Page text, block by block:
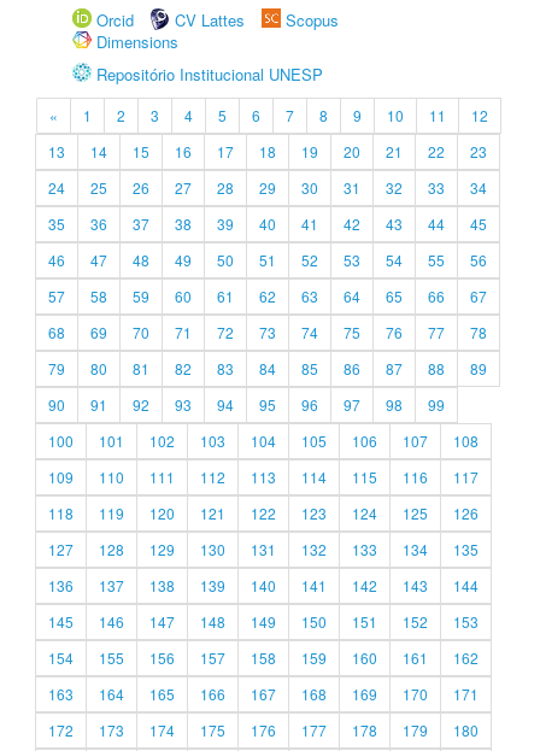
Orcid
CV Lattes
Scopus
Dimensions
Repositório Institucional UNESP
« 1 2 3 4 5 6 7 8 9 10 11
12
13
14 15 16 17 18 19 20 21 22
23
24
25 26 27 28 29 30 31 32 33
34
35
36 37 38 39 40 41 42 43 44
45
46
47 48 49 50 51 52 53 54 55
56
57
58 59 60 61 62 63 64 65 66
67
68
69 70 71 72 73 74 75 76 77
78
79
80 81 82 83 84 85 86 87 88
89
90
91 92 93 94 95 96 97 98
99
100
101 102 103 104 105 106 107
108
109
110 111 112 113 114 115 116
117
118
119 120 121 122 123 124 125
126
127
128 129 130 131 132 133 134
135
136
137 138 139 140 141 142 143
144
145
146 147 148 149 150 151 152
153
154
155 156 157 158 159 160 161
162
163
164 165 166 167 168 169 170
171
172
173 174 175 176 177 178 179
180